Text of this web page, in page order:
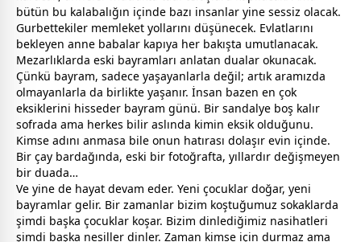
bütün bu kalabalığın içinde bazı insanlar yine sessiz olacak.
Gurbettekiler memleket yollarını düşünecek. Evlatlarını
bekleyen anne babalar kapıya her bakışta umutlanacak.
Mezarlıklarda eski bayramları anlatan dualar okunacak.
Çünkü bayram, sadece yaşayanlarla değil; artık aramızda
olmayanlarla da birlikte yaşanır. İnsan bazen en çok
eksiklerini hisseder bayram günü. Bir sandalye boş kalır
sofrada ama herkes bilir aslında kimin eksik olduğunu.
Kimse adını anmasa bile onun hatırası dolaşır evin içinde.
Bir çay bardağında, eski bir fotoğrafta, yıllardır değişmeyen
bir duada…
Ve yine de hayat devam eder. Yeni çocuklar doğar, yeni
bayramlar gelir. Bir zamanlar bizim koştuğumuz sokaklarda
şimdi başka çocuklar koşar. Bizim dinlediğimiz nasihatleri
şimdi başka nesiller dinler. Zaman kimse için durmaz ama